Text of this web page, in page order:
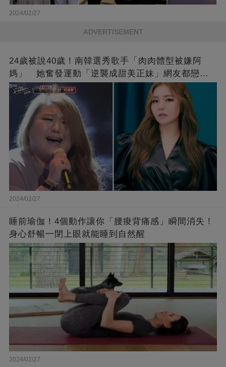
2024/02/27
ADVERTISEMENT
24歲被說40歲！南韓選秀歌手「肉肉體型被嫌阿
媽」 她奮發運動「逆襲成甜美正妹」網友都戀愛
了❤
2024/02/27
睡前瑜伽！4個動作讓你「腰痠背痛感」瞬間消失！
身心舒暢一閉上眼就能睡到自然醒
2024/02/27